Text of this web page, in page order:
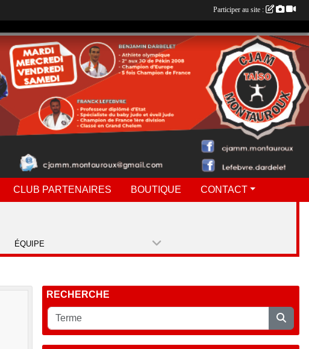
CLUB PARTENAIRES BOUTIQUE CONTACT
ÉQUIPE
RECHERCHE
Participer au site :